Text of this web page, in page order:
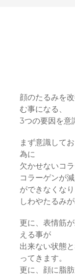
顔のたるみを
む事になる、
3つの要因を意
まず意識して
為に
欠かせないコラ
コラーゲンが
ができなくなり
しわやたるみ
更に、表情筋
える事が
出来ない状態
ってきます。
更に、顔に脂